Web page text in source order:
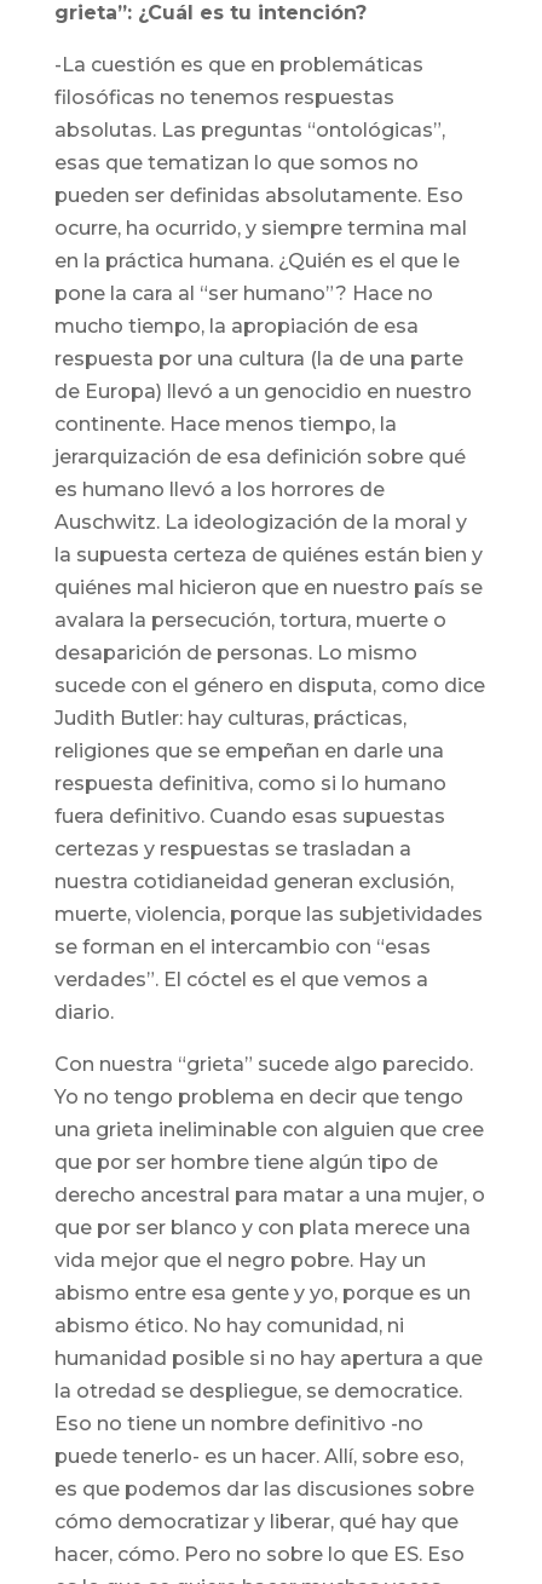
grieta”: ¿Cuál es tu intención?
-La cuestión es que en problemáticas
filosóficas no tenemos respuestas
absolutas. Las preguntas “ontológicas”,
esas que tematizan lo que somos no
pueden ser definidas absolutamente. Eso
ocurre, ha ocurrido, y siempre termina mal
en la práctica humana. ¿Quién es el que le
pone la cara al “ser humano”? Hace no
mucho tiempo, la apropiación de esa
respuesta por una cultura (la de una parte
de Europa) llevó a un genocidio en nuestro
continente. Hace menos tiempo, la
jerarquización de esa definición sobre qué
es humano llevó a los horrores de
Auschwitz. La ideologización de la moral y
la supuesta certeza de quiénes están bien y
quiénes mal hicieron que en nuestro país se
avalara la persecución, tortura, muerte o
desaparición de personas. Lo mismo
sucede con el género en disputa, como dice
Judith Butler: hay culturas, prácticas,
religiones que se empeñan en darle una
respuesta definitiva, como si lo humano
fuera definitivo. Cuando esas supuestas
certezas y respuestas se trasladan a
nuestra cotidianeidad generan exclusión,
muerte, violencia, porque las subjetividades
se forman en el intercambio con “esas
verdades”. El cóctel es el que vemos a
diario.
Con nuestra “grieta” sucede algo parecido.
Yo no tengo problema en decir que tengo
una grieta ineliminable con alguien que cree
que por ser hombre tiene algún tipo de
derecho ancestral para matar a una mujer, o
que por ser blanco y con plata merece una
vida mejor que el negro pobre. Hay un
abismo entre esa gente y yo, porque es un
abismo ético. No hay comunidad, ni
humanidad posible si no hay apertura a que
la otredad se despliegue, se democratice.
Eso no tiene un nombre definitivo -no
puede tenerlo- es un hacer. Allí, sobre eso,
es que podemos dar las discusiones sobre
cómo democratizar y liberar, qué hay que
hacer, cómo. Pero no sobre lo que ES. Eso